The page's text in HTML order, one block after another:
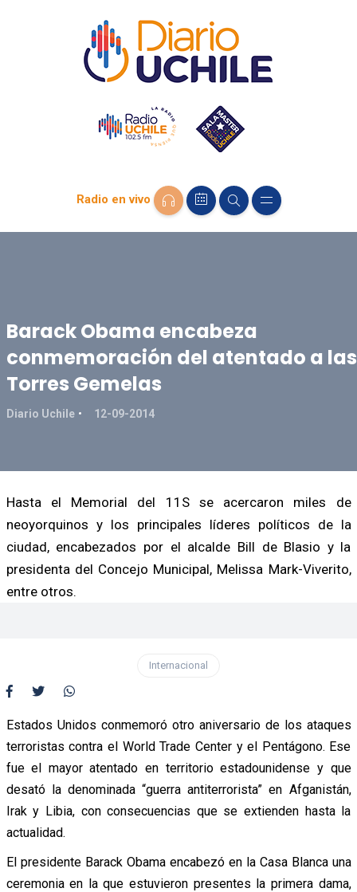
Radio en vivo
Barack Obama encabeza
conmemoración del atentado a las
Torres Gemelas
Diario Uchile 12-09-2014
Hasta el Memorial del 11S se acercaron miles de
neoyorquinos y los principales líderes políticos de la
ciudad, encabezados por el alcalde Bill de Blasio y la
presidenta del Concejo Municipal, Melissa Mark-Viverito,
entre otros.
Internacional
Estados Unidos conmemoró otro aniversario de los ataques
terroristas contra el World Trade Center y el Pentágono. Ese
fue el mayor atentado en territorio estadounidense y que
desató la denominada “guerra antiterrorista” en Afganistán,
Irak y Libia, con consecuencias que se extienden hasta la
actualidad.
El presidente Barack Obama encabezó en la Casa Blanca una
ceremonia en la que estuvieron presentes la primera dama,